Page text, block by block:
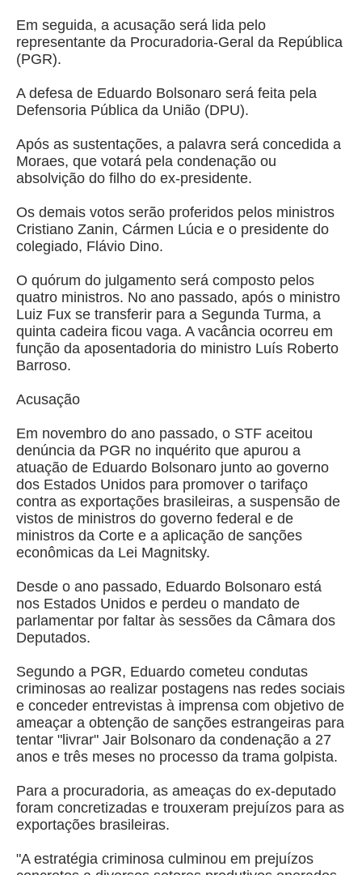
Em seguida, a acusação será lida pelo
representante da Procuradoria-Geral da República
(PGR).
A defesa de Eduardo Bolsonaro será feita pela
Defensoria Pública da União (DPU).
Após as sustentações, a palavra será concedida a
Moraes, que votará pela condenação ou
absolvição do filho do ex-presidente.
Os demais votos serão proferidos pelos ministros
Cristiano Zanin, Cármen Lúcia e o presidente do
colegiado, Flávio Dino.
O quórum do julgamento será composto pelos
quatro ministros. No ano passado, após o ministro
Luiz Fux se transferir para a Segunda Turma, a
quinta cadeira ficou vaga. A vacância ocorreu em
função da aposentadoria do ministro Luís Roberto
Barroso.
Acusação
Em novembro do ano passado, o STF aceitou
denúncia da PGR no inquérito que apurou a
atuação de Eduardo Bolsonaro junto ao governo
dos Estados Unidos para promover o tarifaço
contra as exportações brasileiras, a suspensão de
vistos de ministros do governo federal e de
ministros da Corte e a aplicação de sanções
econômicas da Lei Magnitsky.
Desde o ano passado, Eduardo Bolsonaro está
nos Estados Unidos e perdeu o mandato de
parlamentar por faltar às sessões da Câmara dos
Deputados.
Segundo a PGR, Eduardo cometeu condutas
criminosas ao realizar postagens nas redes sociais
e conceder entrevistas à imprensa com objetivo de
ameaçar a obtenção de sanções estrangeiras para
tentar "livrar" Jair Bolsonaro da condenação a 27
anos e três meses no processo da trama golpista.
Para a procuradoria, as ameaças do ex-deputado
foram concretizadas e trouxeram prejuízos para as
exportações brasileiras.
"A estratégia criminosa culminou em prejuízos